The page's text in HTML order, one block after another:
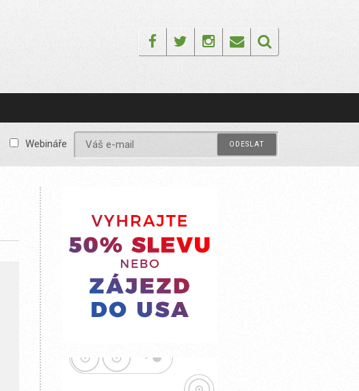
FacebookTwitterInstagram
Email
Webináře